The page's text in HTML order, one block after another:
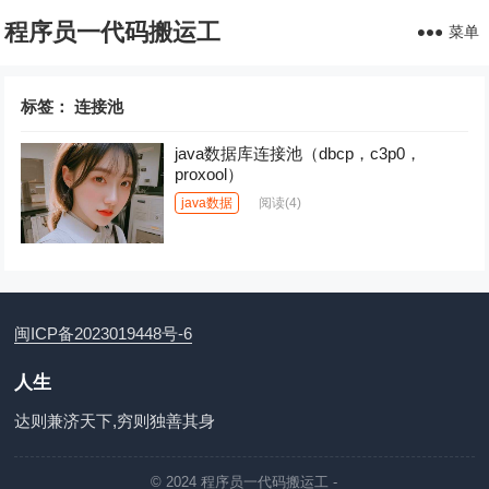
程序员一代码搬运工 菜单
标签：连接池
java数据库连接池（dbcp，c3p0，
proxool）
java数据 阅读(4)
闽ICP备2023019448号-6
人生
达则兼济天下,穷则独善其身
© 2024程序员一代码搬运工 -